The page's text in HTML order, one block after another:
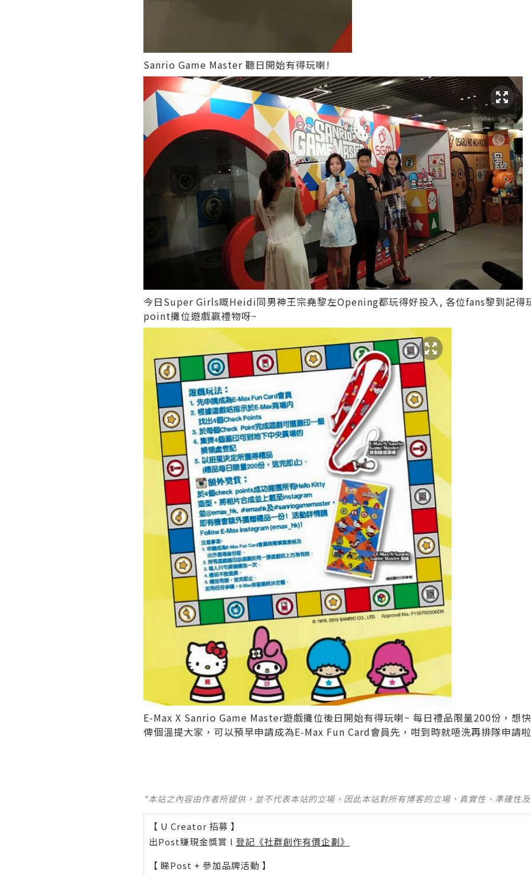
Sanrio Game Master 聽日開始有得玩喇!
今日Super Girls嘅Heidi同男神王宗堯黎左Opening都玩得好投入, 各位fans黎到記得
point攤位遊戲嬴禮物呀~
E-Max X Sanrio Game Master遊戲攤位後日開始有得玩喇~ 每日禮品限量200份，想
俾個溫提大家，可以預早申請成為E-Max Fun Card會員先，咁到時就唔洗再排隊申請
*本站之內容由作者所提供，並不代表本站的立場。因此本站對所有博客的立場、真實性、準確性
【 U Creator 招募 】
出Post賺現金獎賞 l 登記《社群創作有價企劃》
【 睇Post + 參加品牌活動 】